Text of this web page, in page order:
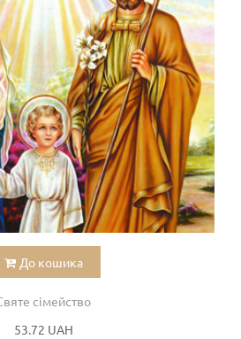
До кошика
сімейство
53.72 UAH